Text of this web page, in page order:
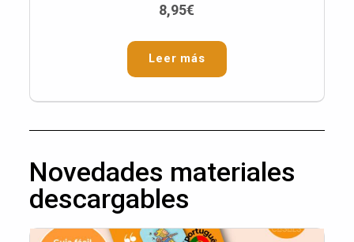
8,95€
Leer más
Novedades materiales
descargables